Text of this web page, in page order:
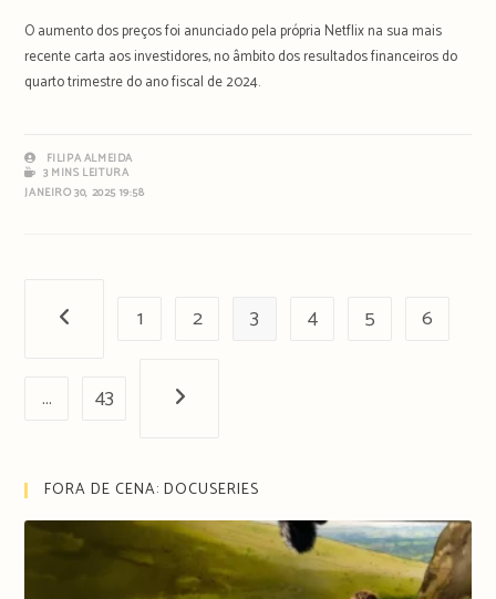
O aumento dos preços foi anunciado pela própria Netflix na sua mais
recente carta aos investidores, no âmbito dos resultados financeiros do
quarto trimestre do ano fiscal de 2024.
FILIPA ALMEIDA
3 MINS LEITURA
JANEIRO 30, 2025 19:58
Página anterior
1 2 3 4 5 6
… 43 Próxima página
FORA DE CENA: DOCUSERIES